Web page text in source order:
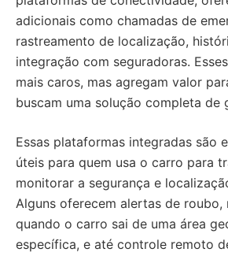
adicionais como chamadas de
rastreamento de localização,
integração com seguradoras.
mais caros, mas agregam valor
buscam uma solução completa de
Essas plataformas integradas são
úteis para quem usa o carro para
monitorar a segurança e
Alguns oferecem alertas de
quando o carro sai de uma área
específica, e até controle remoto